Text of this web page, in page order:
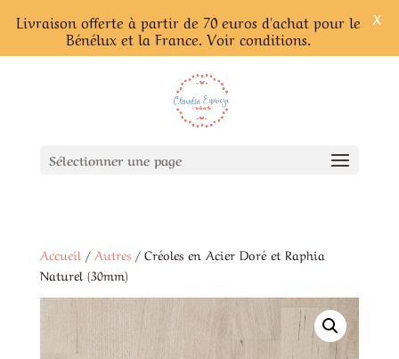
Sélectionner une page
Accueil/ Autres/ Créoles en Acier Doré et Raphia
Naturel (30mm)
Livraison offerte à partir de 70 euros d'achat pour le
Bénélux et la France. Voir conditions.
X